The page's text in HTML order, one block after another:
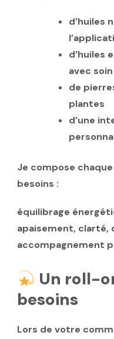
d’huiles
d’huiles
avec soin
de
plantes
d’une
Je compose
besoins :
équilibrage
apaisement, clarté,
accompagnement
Un roll-
besoins
Lors de votre